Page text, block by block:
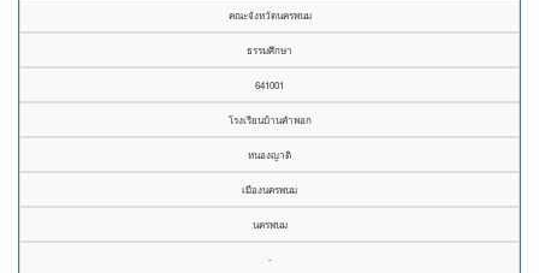
คณะจังหวัดนครพนม
ธรรมศึกษา
641001
โรงเรียนบ้านคำพอก
หนองญาติ
เมืองนครพนม
นครพนม
-